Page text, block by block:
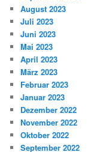
August 2023
Juli 2023
Juni 2023
Mai 2023
April 2023
März 2023
Februar 2023
Januar 2023
Dezember 2022
November 2022
Oktober 2022
September 2022